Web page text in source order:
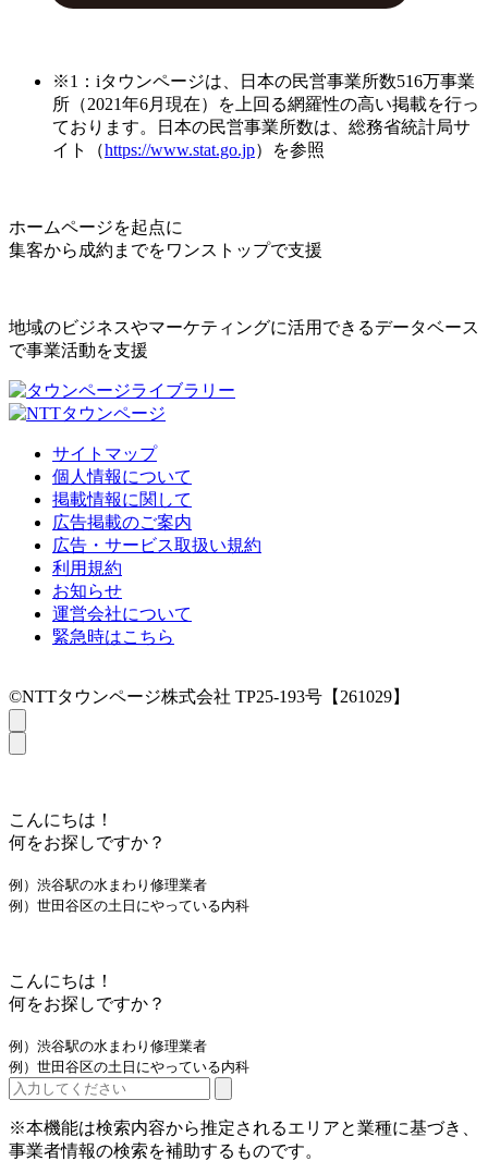
※1：iタウンページは、日本の民営事業所数516万事業
所（2021年6月現在）を上回る網羅性の高い掲載を行っ
ております。日本の民営事業所数は、総務省統計局サ
イト（https://www.stat.go.jp）を参照
ホームページを起点に
集客から成約までをワンストップで支援
地域のビジネスやマーケティングに活用できるデータベース
で事業活動を支援
サイトマップ
個人情報について
掲載情報に関して
広告掲載のご案内
広告・サービス取扱い規約
利用規約
お知らせ
運営会社について
緊急時はこちら
©NTTタウンページ株式会社 TP25-193号【261029】
こんにちは！
何をお探しですか？
例）渋谷駅の水まわり修理業者
例）世田谷区の土日にやっている内科
こんにちは！
何をお探しですか？
例）渋谷駅の水まわり修理業者
例）世田谷区の土日にやっている内科
※本機能は検索内容から推定されるエリアと業種に基づき、
事業者情報の検索を補助するものです。